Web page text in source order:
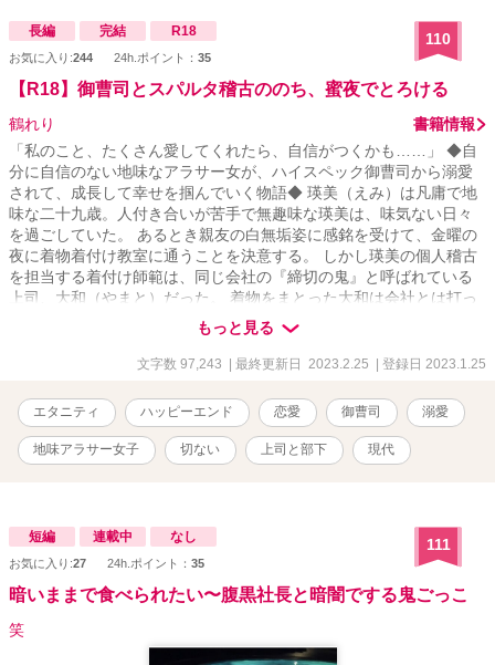
長編 完結 R18
お気に入り:244 24h.ポイント： 35
110
【R18】御曹司とスパルタ稽古ののち、蜜夜でとろける
鶴れり
書籍情報
「私のこと、たくさん愛してくれたら、自信がつくかも……」 ◆自
分に自信のない地味なアラサー女が、ハイスペック御曹司から溺愛
されて、成長して幸せを掴んでいく物語◆ 瑛美（えみ）は凡庸で地
味な二十九歳。人付き合いが苦手で無趣味な瑛美は、味気ない日々
を過ごしていた。 あるとき親友の白無垢姿に感銘を受けて、金曜の
夜に着物着付け教室に通うことを決意する。 しかし瑛美の個人稽古
を担当する着付け師範は、同じ会社の『締切の鬼』と呼ばれている
上司、大和（やまと）だった。 着物をまとった大和は会社とは打っ
て変わり、色香のある大人な男性に……。 「瑛美、俺の彼女になっ
て」 「できなかったらペナルティな」 瑛美は流されるがまま金曜の
夜限定の恋人になる。 毎週、大和のスパルタ稽古からの甘い夜を過
ります。
もっと見る
文字数 97,243 | 最終更新日 2023.2.25 | 登録日 2023.1.25
エタニティ ハッピーエンド 恋愛 御曹司 溺愛
地味アラサー女子 切ない 上司と部下 現代
短編 連載中 なし
お気に入り:27 24h.ポイント： 35
111
暗いままで食べられたい〜腹黒社長と暗闇でする鬼ごっこ
笑